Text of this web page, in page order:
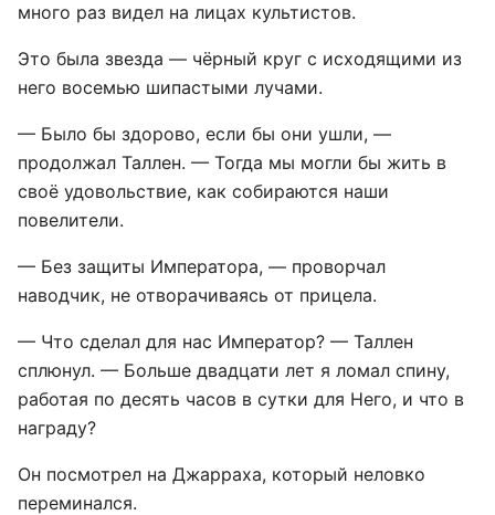
много раз видел на лицах культистов.
Это была звезда — чёрный круг с исходящими из
него восемью шипастыми лучами.
— Было бы здорово, если бы они ушли, —
продолжал Таллен. — Тогда мы могли бы жить в
своё удовольствие, как собираются наши
повелители.
— Без защиты Императора, — проворчал
наводчик, не отворачиваясь от прицела.
— Что сделал для нас Император? — Таллен
сплюнул. — Больше двадцати лет я ломал спину,
работая по десять часов в сутки для Него, и что в
награду?
Он посмотрел на Джарраха, который неловко
переминался.